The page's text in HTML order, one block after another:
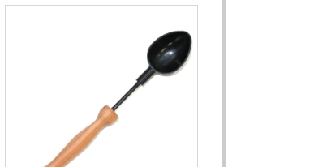
ｍ 45ｃｍ ×深さ35ｃｍ
【検索用ワード】
船用タモあみ 浅型あみ ナイロン
モノフィラ